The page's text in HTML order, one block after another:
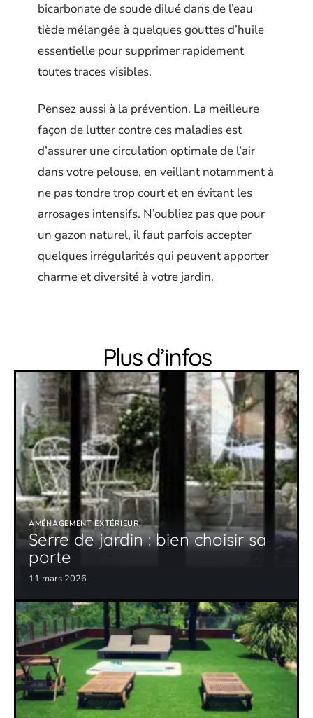
bicarbonate de soude dilué dans de l’eau
tiède mélangée à quelques gouttes d’huile
essentielle pour supprimer rapidement
toutes traces visibles.
Pensez aussi à la prévention. La meilleure
façon de lutter contre ces maladies est
d’assurer une circulation optimale de l’air
dans votre pelouse, en veillant notamment à
ne pas tondre trop court et en évitant les
arrosages intensifs. N’oubliez pas que pour
un gazon naturel, il faut parfois accepter
quelques irrégularités qui peuvent apporter
charme et diversité à votre jardin.
Plus d’infos
AMÉNAGEMENT EXTÉRIEUR
Serre de jardin : bien choisir sa
porte
11 mars 2026